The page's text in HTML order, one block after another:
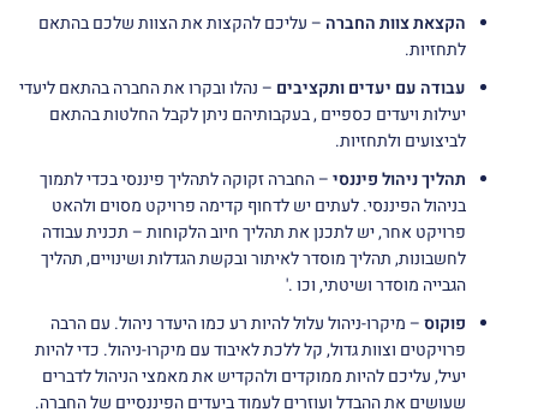
הקצאת צוות החברה – עליכם להקצות את הצוות שלכם בהתאם
לתחזיות.
עבודה עם יעדים ותקציבים – נהלו ובקרו את החברה בהתאם ליעדי
יעילות ויעדים כספיים , בעקבותיהם ניתן לקבל החלטות בהתאם
לביצועים ולתחזיות.
תהליך ניהול פיננסי– החברה זקוקה לתהליך פיננסי בכדי לתמוך
בניהול הפיננסי. לעתים יש לדחוף קדימה פרויקט מסוים ולהאט
פרויקט אחר, יש לתכנן את תהליך חיוב הלקוחות – תכנית עבודה
לחשבונות, תהליך מוסדר לאיתור ובקשת הגדלות ושינויים, תהליך
הגבייה מוסדר ושיטתי, וכו .'
פוקוס– מיקרו-ניהול עלול להיות רע כמו היעדר ניהול. עם הרבה
פרויקטים וצוות גדול, קל ללכת לאיבוד עם מיקרו-ניהול. כדי להיות
יעיל, עליכם להיות ממוקדים ולהקדיש את מאמצי הניהול לדברים
שעושים את ההבדל ועוזרים לעמוד ביעדים הפיננסיים של החברה.